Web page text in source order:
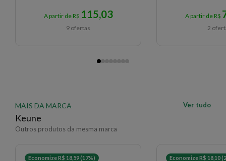
A partir de R$ 115,03
9 ofertas
A partir de R$
2
MAIS DA MARCA
Keune
Outros produtos da mesma marca
Ver tudo
Economize R$ 18,59 (17%) Economize R$ 18,10